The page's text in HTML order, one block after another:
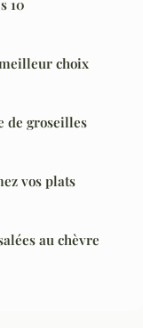
10
choix
de groseilles
vos plats
au chèvre